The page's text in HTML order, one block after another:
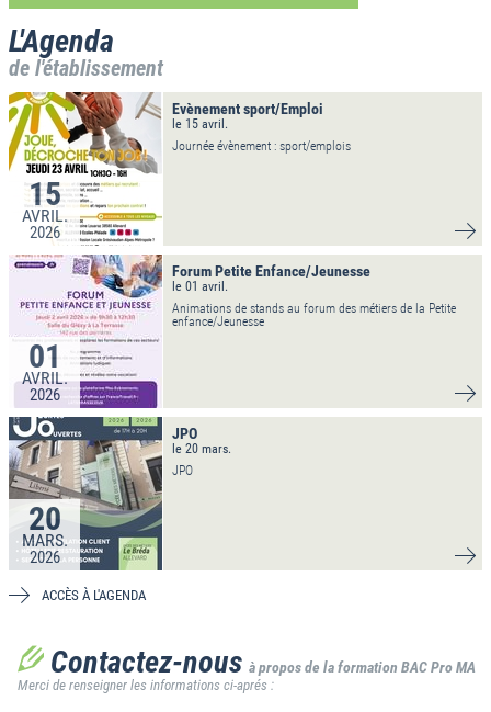
L'Agenda
de l'établissement
15
AVRIL.
2026
Evènement sport/Emploi
le 15 avril.
Journée évènement : sport/emplois
01
AVRIL.
2026
Forum Petite Enfance/Jeunesse
le 01 avril.
Animations de stands au forum des métiers de la Petite
enfance/Jeunesse
20
MARS.
2026
JPO
le 20 mars.
JPO
ACCÈS À L'AGENDA
Contactez-nous à propos de la formation BAC Pro MA
Merci de renseigner les informations ci-aprés :